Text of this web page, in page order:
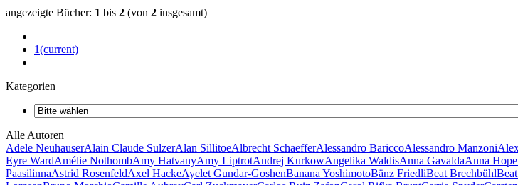
angezeigte Bücher: 1 bis 2 (von 2 insgesamt)
1(current)
Kategorien
Alle Autoren
Adele NeuhauserAlain Claude SulzerAlan SillitoeAlbrecht SchaefferAlessandro BariccoAlessandro Manzoni
Eyre WardAmélie NothombAmy HatvanyAmy LiptrotAndrej KurkowAngelika WaldisAnna GavaldaAnna Hope
PaasilinnaAstrid RosenfeldAxel HackeAyelet Gundar-GoshenBanana YoshimotoBänz FriedliBeat Brechbühl